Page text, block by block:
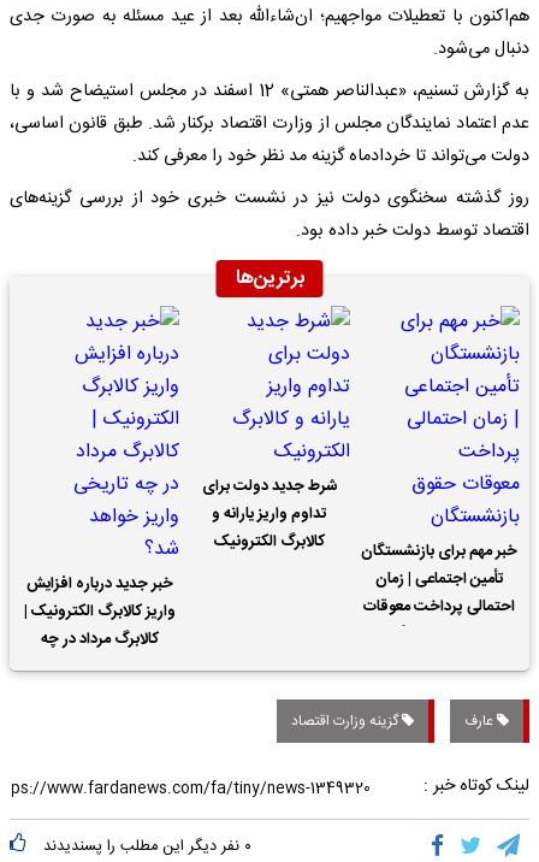
هم‌اکنون با تعطیلات مواجهیم؛ ان‌شاءالله بعد از عید مسئله به صورت جدی
دنبال می‌شود.
به گزارش تسنیم، «عبدالناصر همتی» 12 اسفند در مجلس استیضاح شد و با
عدم اعتماد نمایندگان مجلس از وزارت اقتصاد برکنار شد. طبق قانون اساسی،
دولت می‌تواند تا خردادماه گزینه مد نظر خود را معرفی کند.
روز گذشته سخنگوی دولت نیز در نشست خبری خود از بررسی گزینه‌های
اقتصاد توسط دولت خبر داده بود.
برترین‌ها
خبر مهم برای بازنشستگان
تأمین اجتماعی | زمان
احتمالی پرداخت معوقات
شرط جدید دولت برای
تداوم واریز یارانه و
کالابرگ الکترونیک
خبر جدید درباره افزایش
واریز کالابرگ الکترونیک |
کالابرگ مرداد در چه
تاریخی واریز خواهد شد؟
عارف گزینه وزارت اقتصاد
لینک کوتاه خبر :
۰ نفر دیگر این مطلب را پسندیدند